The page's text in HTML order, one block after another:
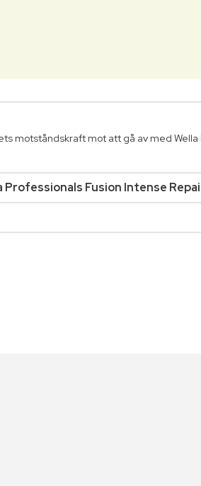
motståndskraft mot att gå av med Wella
Professionals Fusion Intense